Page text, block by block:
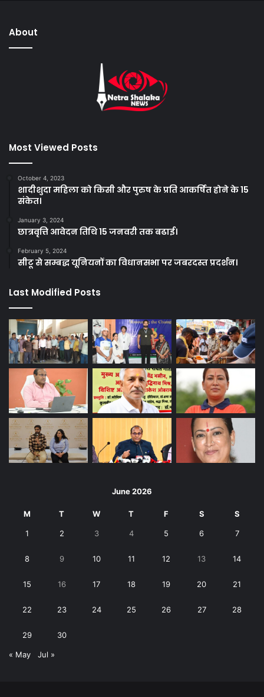
About
Most Viewed Posts
October 4, 2023
शादीशुदा महिला को किसी और पुरुष के प्रति आकर्षित होने के 15
संकेत।
January 3, 2024
छात्रवृत्ति आवेदन तिथि 15 जनवरी तक बढाई।
February 5, 2024
सीटू से सम्बद्ध यूनियनों का विधानसभा पर जबरदस्त प्रदर्शन।
Last Modified Posts
June 2026
M T W T F S S
1 2 3 4 5 6 7
8 9 10 11 12 13 14
15 16 17 18 19 20 21
22 23 24 25 26 27 28
29 30
« May Jul »